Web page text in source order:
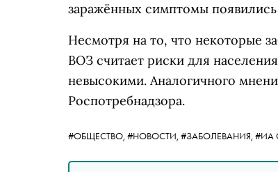
заражённых симптомы
Несмотря на то, что некоторые
ВОЗ считает риски для
невысокими. Аналогичного
Роспотребнадзора.
#ОБЩЕСТВО, #НОВОСТИ, #ЗАБОЛЕВАНИЯ, #ИА